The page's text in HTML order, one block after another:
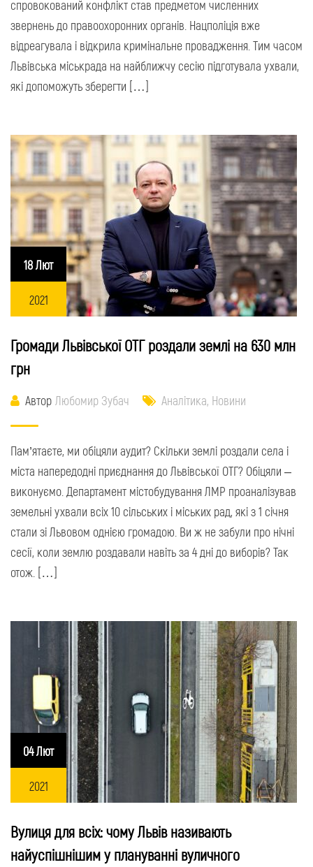
спровокований конфлікт став предметом численних
звернень до правоохоронних органів. Нацполіція вже
відреагувала і відкрила кримінальне провадження. Тим часом
Львівська міськрада на найближчу сесію підготувала ухвали,
які допоможуть зберегти […]
18 Лют
2021
Громади Львівської ОТГ роздали землі на 630 млн
грн
Автор Любомир Зубач Аналітика, Новини
Пам’ятаєте, ми обіцяли аудит? Скільки землі роздали села і
міста напередодні приєднання до Львівської ОТГ? Обіцяли –
виконуємо. Департамент містобудування ЛМР проаналізував
земельні ухвали всіх 10 сільських і міських рад, які з 1 січня
стали зі Львовом однією громадою. Ви ж не забули про нічні
сесії, коли землю роздавали навіть за 4 дні до виборів? Так
отож. […]
04 Лют
2021
Вулиця для всіх: чому Львів називають
найуспішнішим у плануванні вуличного